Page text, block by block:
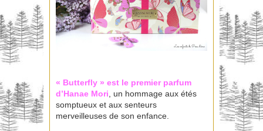
« Butterfly » est le premier parfum
d’Hanae Mori, un hommage aux étés
somptueux et aux senteurs
merveilleuses de son enfance.